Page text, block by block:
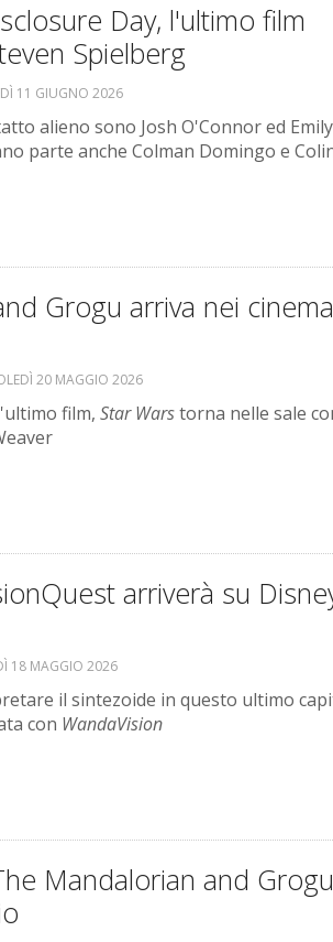
Day, l'ultimo film
Spielberg
11 GIUGNO 2026
alieno sono Josh O'Connor ed Emily
parte anche Colman Domingo e
Grogu arriva nei cinema
20 MAGGIO 2026
film, Star Warstorna nelle sale
arriverà su
18 MAGGIO 2026
il sintezoide in questo ultimo
con WandaVision
Mandalorian and